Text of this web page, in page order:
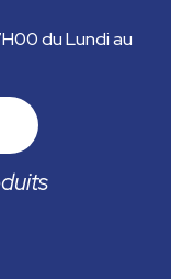
du Lundi au